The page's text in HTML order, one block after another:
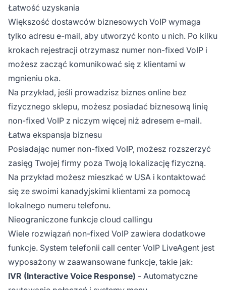
Łatwość uzyskania
Większość dostawców biznesowych VoIP wymaga
tylko adresu e-mail, aby utworzyć konto u nich. Po kilku
krokach rejestracji otrzymasz numer non-fixed VoIP i
możesz zacząć komunikować się z klientami w
mgnieniu oka.
Na przykład, jeśli prowadzisz biznes online bez
fizycznego sklepu, możesz posiadać biznesową linię
non-fixed VoIP z niczym więcej niż adresem e-mail.
Łatwa ekspansja biznesu
Posiadając numer non-fixed VoIP, możesz rozszerzyć
zasięg Twojej firmy poza Twoją lokalizację fizyczną.
Na przykład możesz mieszkać w USA i kontaktować
się ze swoimi kanadyjskimi klientami za pomocą
lokalnego numeru telefonu.
Nieograniczone funkcje cloud callingu
Wiele rozwiązań non-fixed VoIP zawiera dodatkowe
funkcje. System telefonii call center VoIP LiveAgent jest
wyposażony w zaawansowane funkcje, takie jak:
IVR (Interactive Voice Response) - Automatyczne